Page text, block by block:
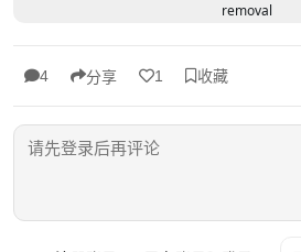
removal
4 分享 1 收藏